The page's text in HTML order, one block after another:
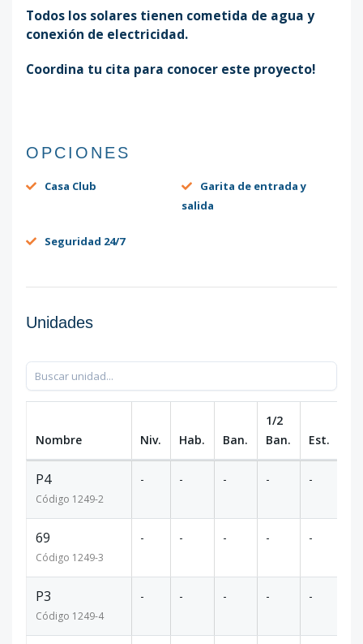
Todos los solares tienen cometida de agua y
conexión de electricidad.
Coordina tu cita para conocer este proyecto!
OPCIONES
Casa Club
Garita de entrada y
salida
Seguridad 24/7
Unidades
Nombre Niv. Hab. Ban.
1/2
Ban.
Est.
P4
Código 1249-2
- - - - -
69
Código 1249-3
- - - - -
P3
Código 1249-4
- - - - -